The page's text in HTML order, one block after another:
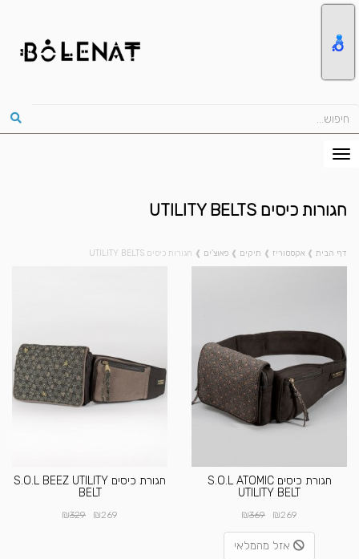
חגורות כיסים UTILITY BELTS
דף הבית ❱ אקססוריז ❱ תיקים ❱ פאוצ'ים ❱ חגורות כיסים UTILITY BELTS
חגורת כיסים S.O.L ATOMIC
UTILITY BELT
₪269
₪369
אזל מהמלאי
חגורת כיסים S.O.L BEEZ UTILITY
BELT
₪269
₪329